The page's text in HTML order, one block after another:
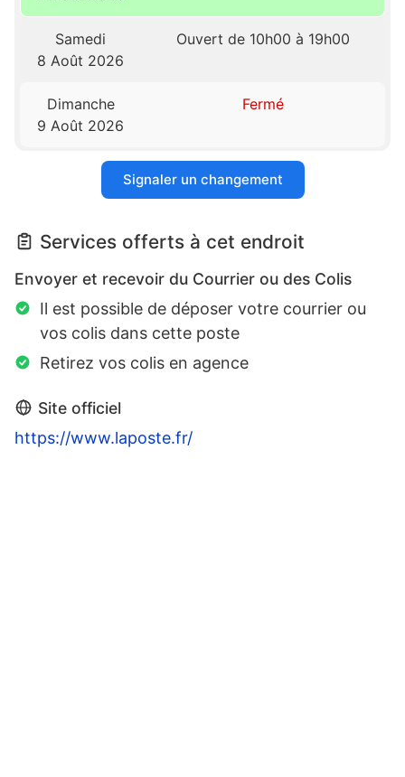
Samedi
8 Août 2026
Ouvert de 10h00 à 19h00
Dimanche
9 Août 2026
Fermé
Signaler un changement
Services offerts à cet endroit
Envoyer et recevoir du Courrier ou des Colis
Il est possible de déposer votre courrier ou
vos colis dans cette poste
Retirez vos colis en agence
Site officiel
https://www.laposte.fr/